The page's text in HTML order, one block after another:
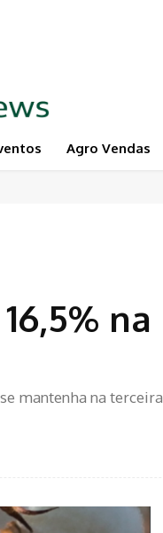
Agro Vendas
na
mantenha na terceira